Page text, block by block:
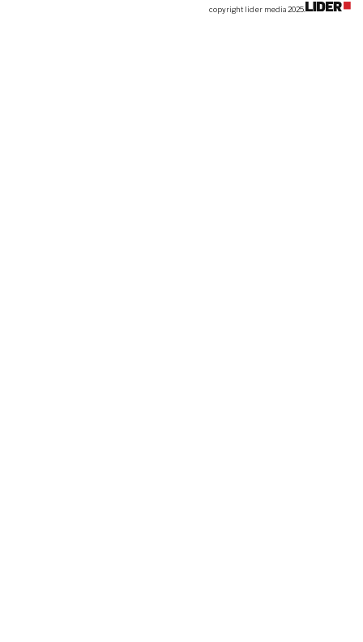
copyright lider media 2025.